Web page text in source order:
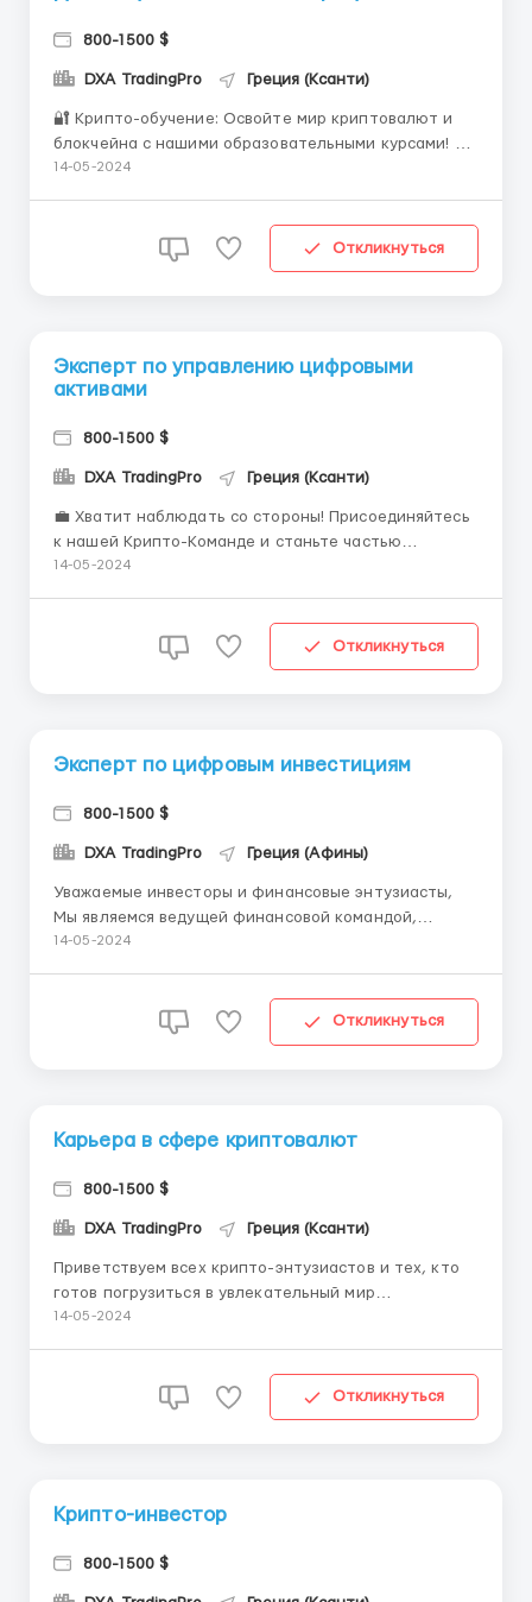
800-1500 $
DXA TradingPro Греция (Ксанти)
🔐 Крипто-обучение: Освойте мир криптовалют и
блокчейна с нашими образовательными курсами! 🎓
Уникальная возможность: Получите полноценное
криптовалютах и блокчейне? Тог...
14-05-2024
Откликнуться
Эксперт по управлению цифровыми
активами
800-1500 $
DXA TradingPro Греция (Ксанти)
💼 Хватит наблюдать со стороны! Присоединяйтесь
к нашей Крипто-Команде и станьте частью
революции в мире криптовалют! 🌟 🚀 Мы ищем
криптовалют и блокчейна. У нас есть уникальная
возможность вместе изменит...
14-05-2024
Откликнуться
Эксперт по цифровым инвестициям
800-1500 $
DXA TradingPro Греция (Афины)
Уважаемые инвесторы и финансовые энтузиасты,
Мы являемся ведущей финансовой командой,
специализирующейся на инвестициях в
Почему стоит инвестировать с нами? 🌈
Профессиональная экспертиза 💼📈: Наша команда
14-05-2024
Откликнуться
Карьера в сфере криптовалют
800-1500 $
DXA TradingPro Греция (Ксанти)
Приветствуем всех крипто-энтузиастов и тех, кто
готов погрузиться в увлекательный мир
криптовалюты! Мы предлагаем вам уникальную
каждый день принесет вам новые вызовы и
возможности для профессионального роста...
14-05-2024
Откликнуться
Крипто-инвестор
800-1500 $